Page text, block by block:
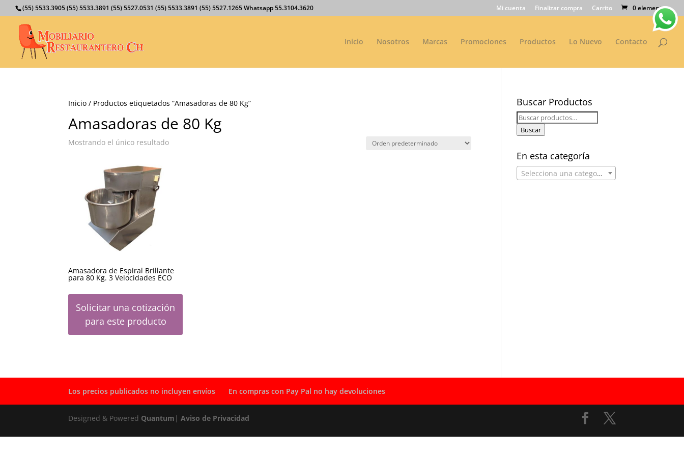
(55) 5533.3905 (55) 5533.3891 (55) 5527.0531 (55) 5533.3891 (55) 5527.1265 Whatsapp 55.3104.3620 Mi cuenta Finalizar compra Carrito 0 elementos
Inicio Nosotros Marcas Promociones Productos Lo Nuevo Contacto
Inicio / Productos etiquetados “Amasadoras de 80 Kg”
Amasadoras de 80 Kg
Mostrando el único resultado
Amasadora de Espiral Brillante
para 80 Kg. 3 Velocidades ECO
Solicitar una cotización
para este producto
Buscar Productos
Buscar
por:
Buscar
En esta categoría
Selecciona una categoría
Los precios publicados no incluyen envíos En compras con Pay Pal no hay devoluciones
Designed & Powered Quantum |Aviso de Privacidad